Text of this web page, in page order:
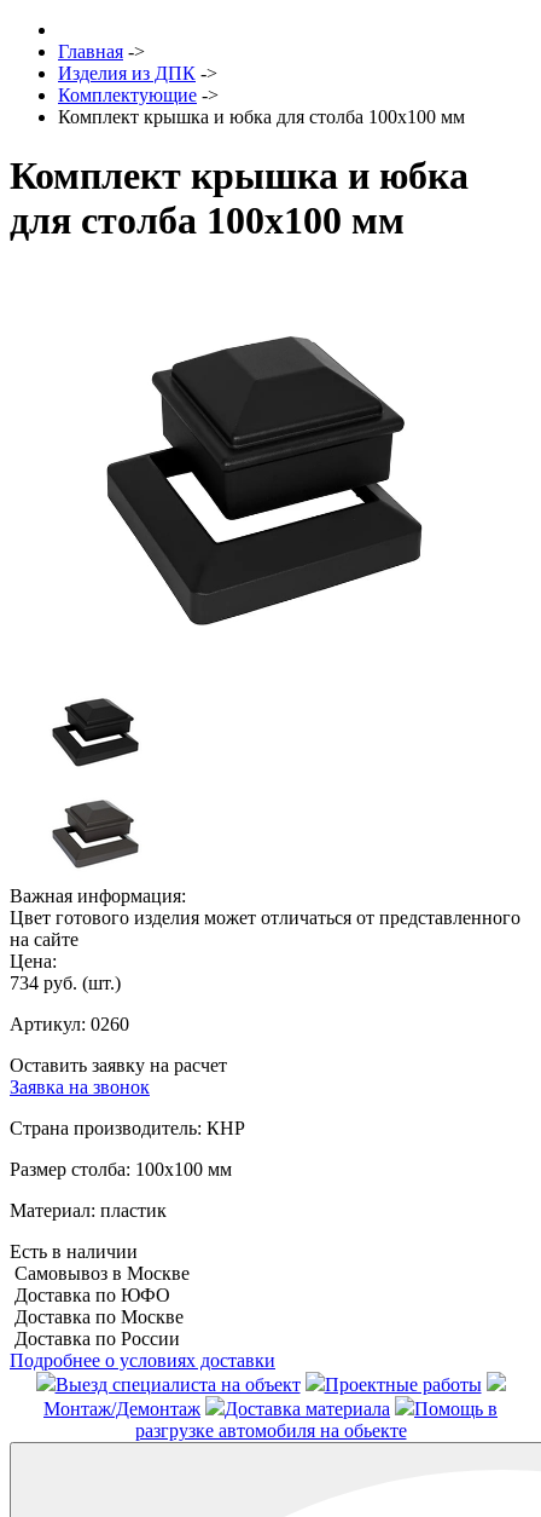
Главная ->
Изделия из ДПК ->
Комплектующие ->
Комплект крышка и юбка для столба 100х100 мм
Комплект крышка и юбка
для столба 100х100 мм
Важная информация:
Цвет готового изделия может отличаться от представленного
на сайте
Цена:
734 руб. (шт.)
Артикул: 0260
Оставить заявку на расчет
Заявка на звонок
Страна производитель: КНР
Размер столба: 100х100 мм
Материал: пластик
Есть в наличии
Самовывоз в Москве
Доставка по ЮФО
Доставка по Москве
Доставка по России
Подробнее о условиях доставки
Выезд специалиста на объект
Проектные работы
Монтаж/Демонтаж
Доставка материала
Помощь в
разгрузке автомобиля на обьекте